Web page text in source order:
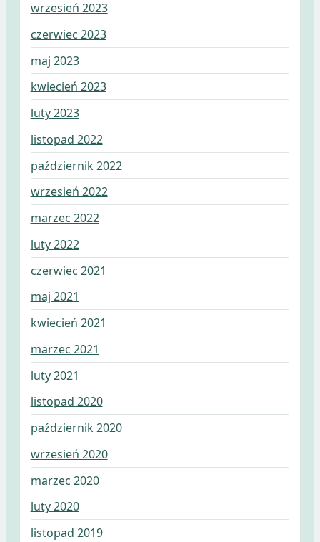
wrzesień 2023
czerwiec 2023
maj 2023
kwiecień 2023
luty 2023
listopad 2022
październik 2022
wrzesień 2022
marzec 2022
luty 2022
czerwiec 2021
maj 2021
kwiecień 2021
marzec 2021
luty 2021
listopad 2020
październik 2020
wrzesień 2020
marzec 2020
luty 2020
listopad 2019